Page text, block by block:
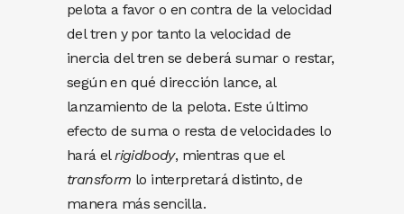
pelota a favor o en contra de la velocidad
del tren y por tanto la velocidad de
inercia del tren se deberá sumar o restar,
según en qué dirección lance, al
lanzamiento de la pelota. Este último
efecto de suma o resta de velocidades lo
hará elrigidbody, mientras que el
transform lo interpretará distinto, de
manera más sencilla.